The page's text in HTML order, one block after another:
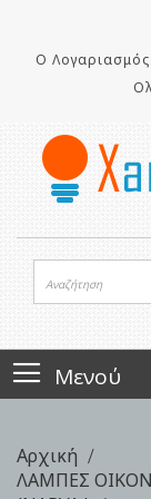
Ο
Μενού
Αρχική
ΛΑΜΠΕΣ